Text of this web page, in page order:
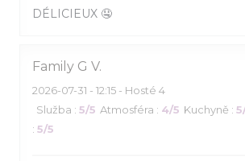
DÉLICIEUX 🤤
Family G V
2026-07-31 - 12:15 - Hosté 4
Služba : 5/5 Atmosféra : 4/5 Kuchyně : 5
: 5/5